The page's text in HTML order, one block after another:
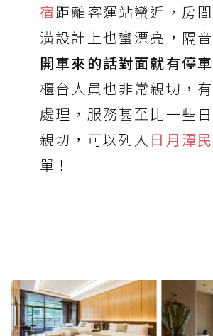
宿距離客運站蠻近，房
潢設計上也蠻漂亮，隔
開車來的話對面就有停
櫃台人員也非常親切，
處理，服務甚至比一些
親切，可以列入 日月潭
單！